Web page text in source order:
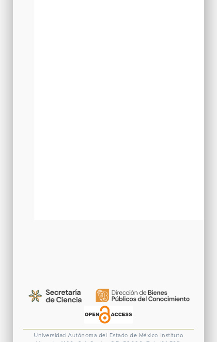
Universidad Autónoma del Estado de México
Instituto